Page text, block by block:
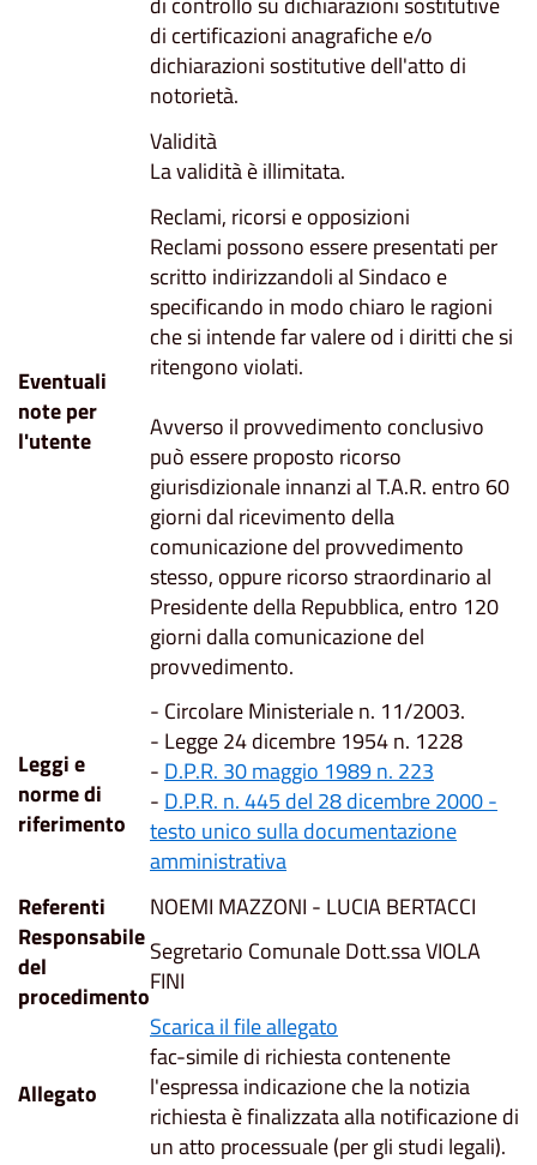
di certificazioni anagrafiche e/o
dichiarazioni sostitutive dell'atto di
notorietà.
Eventuali
note per
l'utente
Validità
La validità è illimitata.
Reclami, ricorsi e opposizioni
Reclami possono essere presentati per
scritto indirizzandoli al Sindaco e
specificando in modo chiaro le ragioni
che si intende far valere od i diritti che si
ritengono violati.
Avverso il provvedimento conclusivo
può essere proposto ricorso
giurisdizionale innanzi al T.A.R. entro 60
giorni dal ricevimento della
comunicazione del provvedimento
stesso, oppure ricorso straordinario al
Presidente della Repubblica, entro 120
giorni dalla comunicazione del
provvedimento.
Leggi e
norme di
riferimento
- Circolare Ministeriale n. 11/2003.
- Legge 24 dicembre 1954 n. 1228
- D.P.R. 30 maggio 1989 n. 223
- D.P.R. n. 445 del 28 dicembre 2000 -
testo unico sulla documentazione
amministrativa
Referenti
NOEMI MAZZONI - LUCIA BERTACCI
Responsabile
del
procedimento
Segretario Comunale Dott.ssa VIOLA
FINI
Allegato
Scarica il file allegato
fac-simile di richiesta contenente
l'espressa indicazione che la notizia
richiesta è finalizzata alla notificazione di
un atto processuale (per gli studi legali).